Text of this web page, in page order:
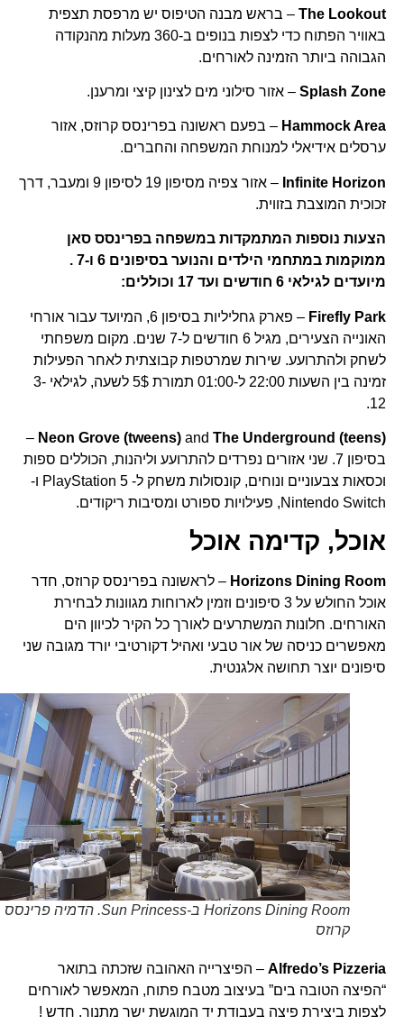
The Lookout– בראש מבנה הטיפוס יש מרפסת תצפית
באוויר הפתוח כדי לצפות בנופים ב-360 מעלות מהנקודה
הגבוהה ביותר הזמינה לאורחים.
Splash Zone– אזור סילוני מים לצינון קיצי ומרענן.
Hammock Area– בפעם ראשונה בפרינסס קרוזס, אזור
ערסלים אידיאלי למנוחת המשפחה והחברים.
Infinite Horizon
– אזור צפיה מסיפון 19 לסיפון 9 ומעבר, דרך
זכוכית המוצבת בזווית.
הצעות נוספות המתמקדות במשפחה בפרינסס סאן
ממוקמות במתחמי הילדים והנוער בסיפונים 6 ו-7 .
מיועדים לגילאי 6 חודשים ועד 17 וכוללים:
Firefly Park
– פארק גחליליות בסיפון 6, המיועד עבור אורחי
האונייה הצעירים, מגיל 6 חודשים ל-7 שנים. מקום משפחתי
לשחק ולהתרועע. שירות שמרטפות קבוצתית לאחר הפעילות
זמינה בין השעות 22:00 ל-01:00 תמורת 5$ לשעה, לגילאי 3-
Neon Grove (tweens)andThe Underground (teens)
–
בסיפון 7. שני אזורים נפרדים להתרועע וליהנות, הכוללים ספות
וכסאות צבעוניים ונוחים, קונסולות משחק ל- PlayStation 5 ו-
Nintendo Switch, פעילויות ספורט ומסיבות ריקודים.
אוכל, קדימה אוכל
Horizons Dining Room– לראשונה בפרינסס קרוזס, חדר
אוכל החולש על 3 סיפונים וזמין לארוחות מגוונות לבחירת
האורחים. חלונות המשתרעים לאורך כל הקיר לכיוון הים
מאפשרים כניסה של אור טבעי ואהיל דקורטיבי יורד מגובה שני
סיפונים יוצר תחושה אלגנטית.
Horizons Dining Room ב-Sun Princess. הדמיה פרינסס
קרוזס
Alfredo’s Pizzeria– הפיצרייה האהובה שזכתה בתואר
“הפיצה הטובה בים” בעיצוב מטבח פתוח, המאפשר לאורחים
לצפות ביצירת פיצה בעבודת יד המוגשת ישר מתנור. חדש !